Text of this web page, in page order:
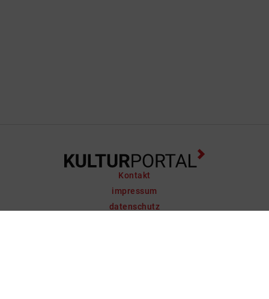
Kontakt
impressum
datenschutz